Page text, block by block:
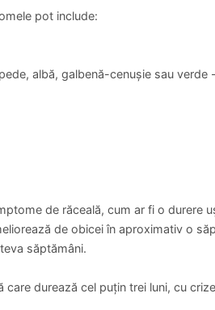
pot include:
albă, galbenă-cenușie sau verde
de răceală, cum ar fi o durere
de obicei în aproximativ o
săptămâni.
durează cel puțin trei luni, cu